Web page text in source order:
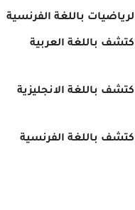
باللغة الفرنسية
باللغة العربية
باللغة الانجليزية
باللغة الفرنسية